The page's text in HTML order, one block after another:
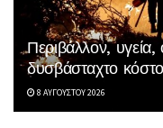
Περιβάλλον,
δυσβάσταχτο
8 ΑΥΓΟΎΣΤΟΥ 2026